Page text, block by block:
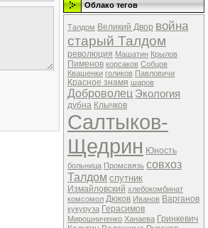
Облако тегов
Талдом Великий Двор война
старый Талдом
революция Машатин Крылов
Пименов корсаков Собцов
Квашенки голиков Павловичи
Красное знамя шаров
Доброволец Экология
дубна Клычков
Салтыков-
Щедрин Юность
больница Промсвязь совхоз
Талдом спутник
Измайловский хлебокомбинат
комсомол Дюков Иванов Варганов
кукуруза Герасимов
Мирошниченко Ханаева Гринкевич